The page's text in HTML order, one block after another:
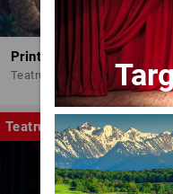
Printesele fermecate
Teatrul Amzei
Teatru